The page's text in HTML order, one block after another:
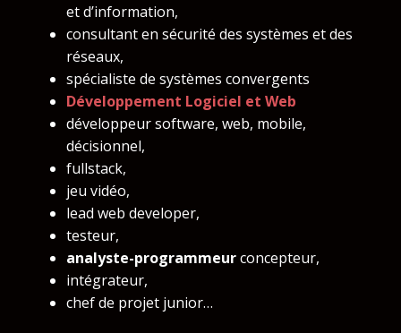
et d’information,
consultant en sécurité des systèmes et des
réseaux,
spécialiste de systèmes convergents
Développement Logiciel et Web
développeur software, web, mobile,
décisionnel,
fullstack,
jeu vidéo,
lead web developer,
testeur,
analyste-programmeurconcepteur,
intégrateur,
chef de projet junior…